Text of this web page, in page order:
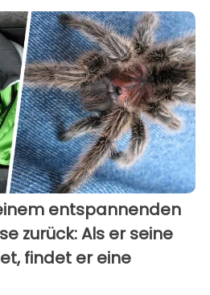
entspannenden
zurück: Als er seine
findet er eine